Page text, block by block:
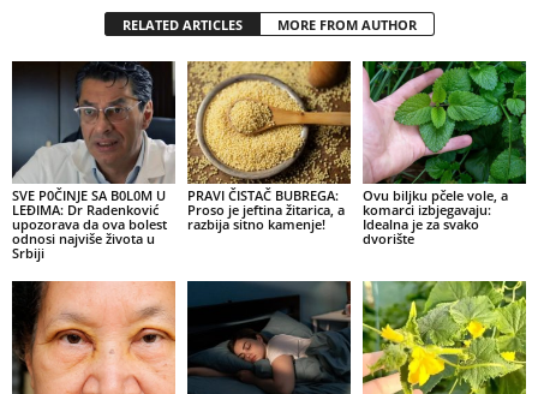
RELATED ARTICLES MORE FROM AUTHOR
SVE P0ČINJE SA B0L0M U
LEĐIMA: Dr Radenković
upozorava da ova bolest
odnosi najviše života u
Srbiji
PRAVI ČISTAČ BUBREGA:
Proso je jeftina žitarica, a
razbija sitno kamenje!
Ovu biljku pčele vole, a
komarci izbjegavaju:
Idealna je za svako
dvorište